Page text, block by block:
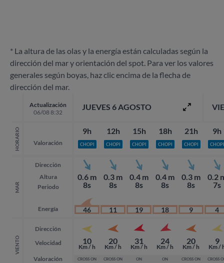
* La altura de las olas y la energía están calculadas según la
dirección del mar y orientación del spot. Para ver los valores
generales según boyas, haz clic encima de la flecha de
dirección del mar.
Actualización
06/08 8:32
HORARIO Valoración
MAR
Dirección
Altura
Periodo
Energía
VIENTO
Dirección
Velocidad
Valoración
JUEVES 6 AGOSTO
9h
CHOPI
0.6 m
8s
46
10
Km / h
CROSS ON
12h
CHOPI
0.3 m
8s
11
20
Km / h
CROSS ON
15h
CHOPI
0.4 m
8s
19
31
Km / h
ON
18h
CHOPI
0.4 m
8s
18
24
Km / h
ON
21h
CHOPI
0.3 m
8s
9
20
Km / h
CROSS ON
9h
CHOPI
0.2
7s
4
9
Km /
CROSS